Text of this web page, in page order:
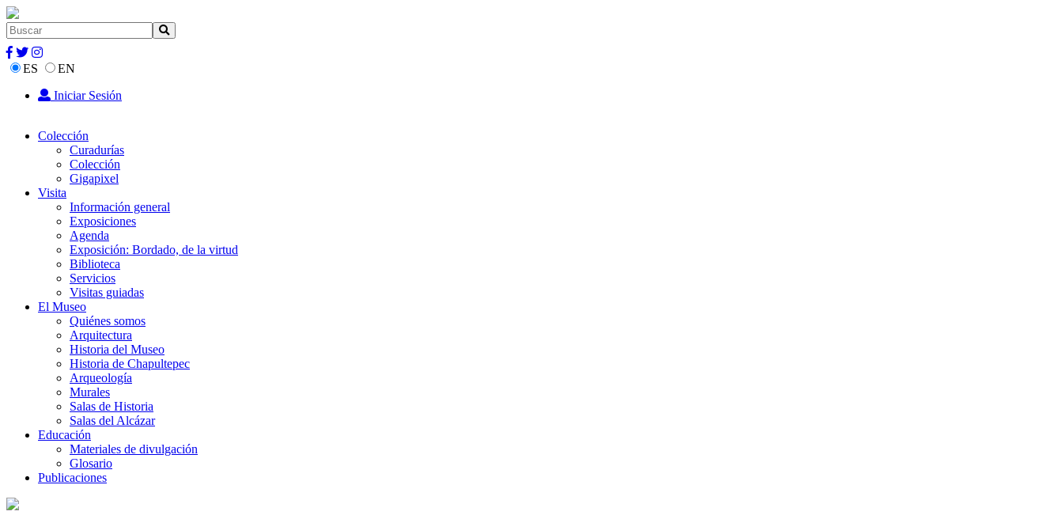
ES
EN
Iniciar Sesión
Colección
Curadurías
Colección
Gigapixel
Visita
Información general
Exposiciones
Agenda
Exposición: Bordado, de la virtud
Biblioteca
Servicios
Visitas guiadas
El Museo
Quiénes somos
Arquitectura
Historia del Museo
Historia de Chapultepec
Arqueología
Murales
Salas de Historia
Salas del Alcázar
Educación
Materiales de divulgación
Glosario
Publicaciones